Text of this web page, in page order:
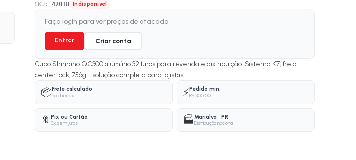
SKU: 42018 Indisponível
Faça login para ver preços de atacado
Entrar Criar conta
Cubo Shimano QC300 alumínio 32 furos para revenda e distribuição. Sistema K7, freio
center lock, 756g - solução completa para lojistas.
📦Frete calculado
no checkout
⚡Pedido mín.
R$ 300,00
🔖 Pix ou Cartão
3x sem juros
🏭 Marialva · PR
Distribuição nacional